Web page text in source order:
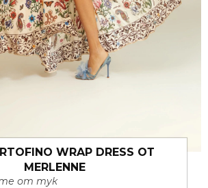
WRAP DRESS ОТ
MERLENNE
от тук